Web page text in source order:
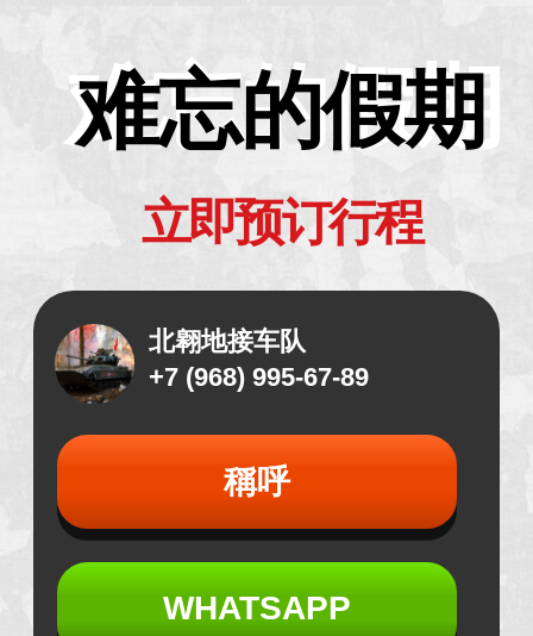
难忘的假期
难忘的假期
立即预订行程
北翱地接车队
稱呼
WHATSAPP